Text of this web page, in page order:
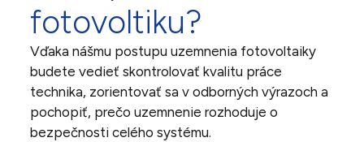
fotovoltiku?
Vďaka nášmu postupu uzemnenia fotovoltaiky
budete vedieť skontrolovať kvalitu práce
technika, zorientovať sa v odborných výrazoch a
pochopiť, prečo uzemnenie rozhoduje o
bezpečnosti celého systému.